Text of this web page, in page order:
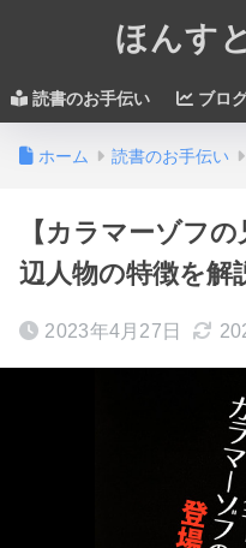
ほんす
読書のお手伝い ブロ
ホーム 読書のお手伝い
【カラマーゾフ
辺人物の特徴を解
2023年4月27日